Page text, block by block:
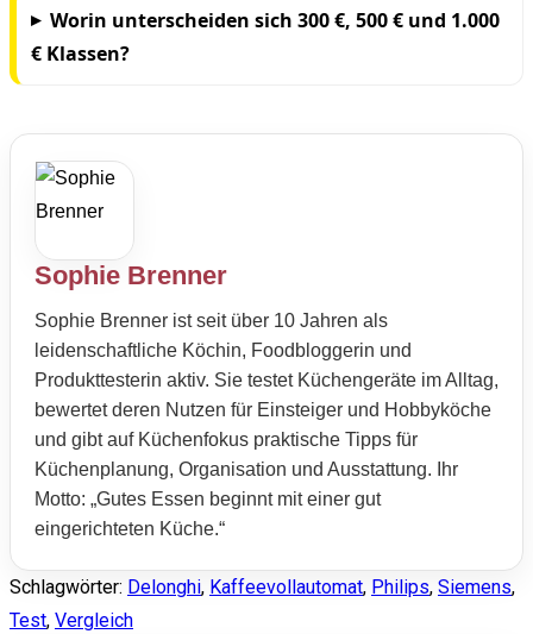
Worin unterscheiden sich 300 €, 500 € und 1.000
€ Klassen?
Sophie Brenner
Sophie Brenner ist seit über 10 Jahren als
leidenschaftliche Köchin, Foodbloggerin und
Produkttesterin aktiv. Sie testet Küchengeräte im Alltag,
bewertet deren Nutzen für Einsteiger und Hobbyköche
und gibt auf Küchenfokus praktische Tipps für
Küchenplanung, Organisation und Ausstattung. Ihr
Motto: „Gutes Essen beginnt mit einer gut
eingerichteten Küche.“
Schlagwörter: Delonghi, Kaffeevollautomat, Philips, Siemens,
Test, Vergleich